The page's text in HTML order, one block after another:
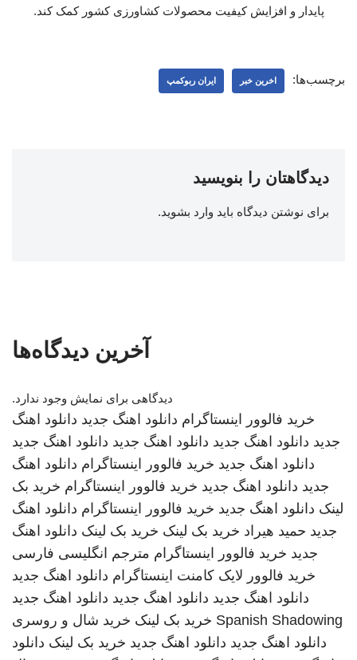
پایدار و افزایش کیفیت محصولات کشاورزی کشور کمک کند.
برچسب‌ها: اخرین خبر ایران ربوکمپ
دیدگاهتان را بنویسید
برای نوشتن دیدگاه باید وارد بشوید.
آخرین دیدگاه‌ها
دیدگاهی برای نمایش وجود ندارد.
خرید فالوور اینستاگرام دانلود اهنگ جدید دانلود اهنگ
جدید دانلود اهنگ جدید دانلود اهنگ جدید دانلود اهنگ جدید
دانلود اهنگ جدید خرید فالوور اینستاگرام دانلود اهنگ
جدید دانلود اهنگ جدید خرید فالوور اینستاگرام خرید بک
لینک دانلود اهنگ جدید خرید فالوور اینستاگرام دانلود اهنگ
جدید حمید هیراد خرید بک لینک خرید بک لینک دانلود اهنگ
جدید خرید فالوور اینستاگرام مترجم انگلیسی فارسی
خرید فالوور لایک کامنت اینستاگرام دانلود اهنگ جدید
دانلود اهنگ جدید دانلود اهنگ جدید دانلود اهنگ جدید
Spanish Shadowing خرید بک لینک خرید شال و روسری
دانلود اهنگ جدید دانلود اهنگ جدید خرید بک لینک دانلود